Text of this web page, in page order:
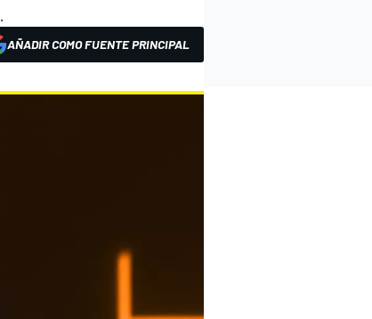
AÑADIR COMO FUENTE PRINCIPAL